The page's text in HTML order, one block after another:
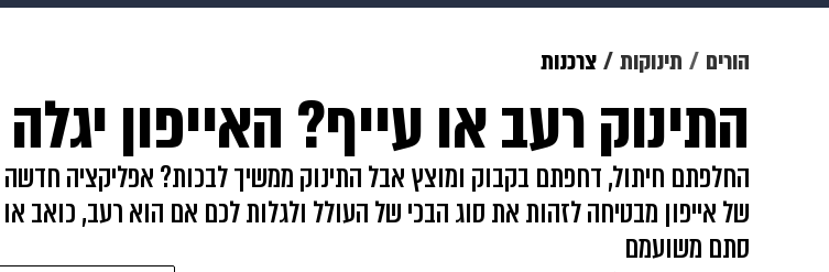
צבא וביטחון
ויוה משפט תשעה חודשים מתכונים פרויקטים מיוחדים
הורים תינוקות צרכנות
התינוק רעב או עייף? האייפון יגלה
החלפתם חיתול, דחפתם בקבוק ומוצץ אבל התינוק ממשיך לבכות? אפליקציה חדשה
של אייפון מבטיחה לזהות את סוג הבכי של העולל ולגלות לכם אם הוא רעב, כואב או
סתם משועמם